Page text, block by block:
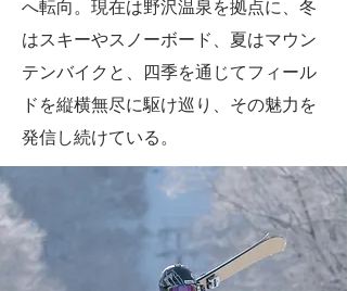
へ転向。現在は野沢温泉を拠点に、冬
はスキーやスノーボード、夏はマウン
テンバイクと、四季を通じてフィール
ドを縦横無尽に駆け巡り、その魅力を
発信し続けている。